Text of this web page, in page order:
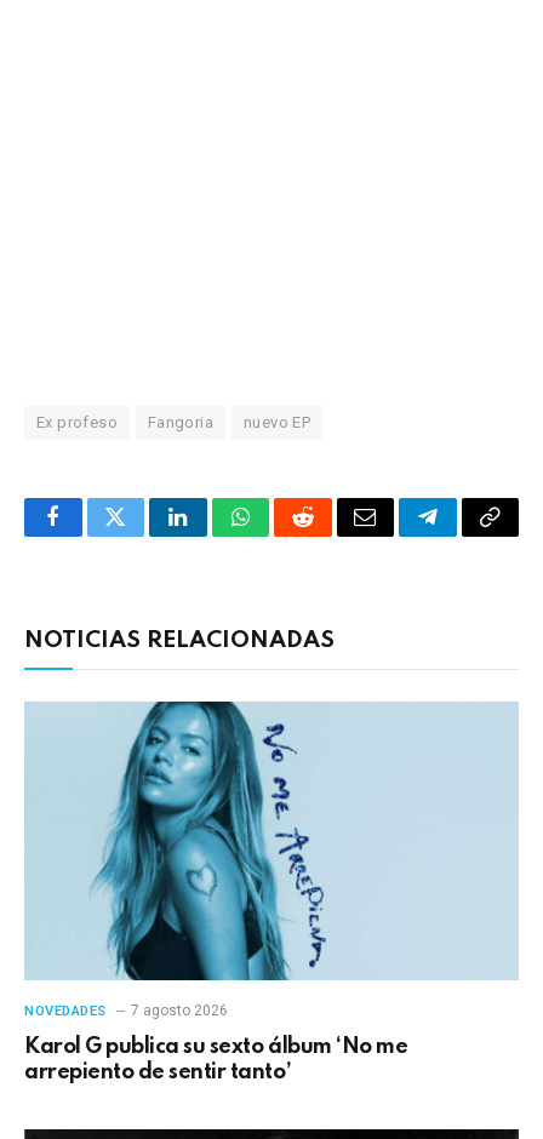
Ex profeso Fangoria nuevo EP
FacebookTwitterLinkedInWhatsAppRedditCorreoTelegrama
NOTICIAS RELACIONADAS
NOVEDADES 7 agosto 2026
Karol G publica su sexto álbum ‘No me
arrepiento de sentir tanto’